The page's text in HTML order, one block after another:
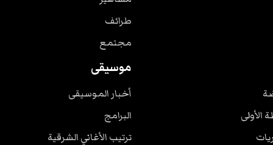
طرائف
مجتمع
الأولى
موسيقى
أخبار الموسيقى
البرامج
ترتيب الأغاني الشرقية